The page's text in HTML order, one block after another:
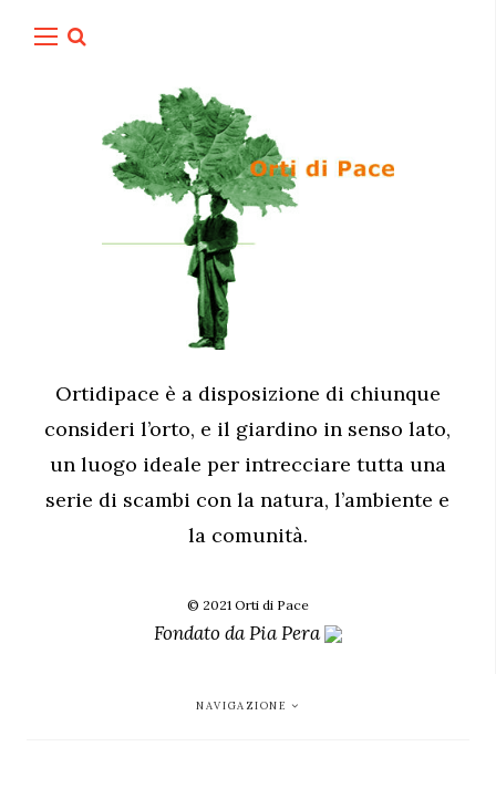
Ortidipace è a disposizione di chiunque
consideri l’orto, e il giardino in senso lato,
un luogo ideale per intrecciare tutta una
serie di scambi con la natura, l’ambiente e
la comunità.
© 2021 Orti di Pace
Fondato daPia Pera
NAVIGAZIONE